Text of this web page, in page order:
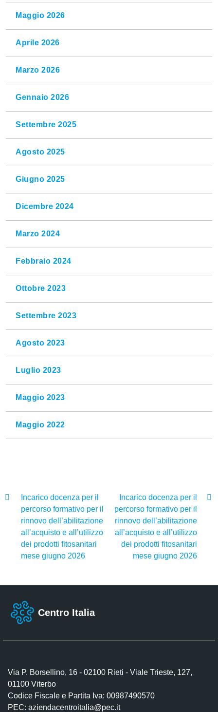
Maggio 2026
Aprile 2026
Marzo 2026
Gennaio 2026
Settembre 2025
Agosto 2025
Giugno 2025
Dicembre 2024
Marzo 2024
Febbraio 2024
Ottobre 2023
Settembre 2023
Agosto 2023
Luglio 2023
Maggio 2023
Maggio 2022
Incarico docenza per il
percorso formativo per il
rinnovo dell’abilitazione
all’acquisto e all’utilizzo
dei prodotti fitosanitari
mese giugno 2026
Incarico docenza per il
percorso formativo per il
rinnovo dell’abilitazione
all’acquisto e all’utilizzo
dei prodotti fitosanitari
mese giugno 2026
Centro Italia
Via P. Borsellino, 16 - 02100 Rieti - Viale Trieste, 127,
01100 Viterbo
Codice Fiscale e Partita Iva: 00987490570
PEC: aziendacentroitalia@pec.it